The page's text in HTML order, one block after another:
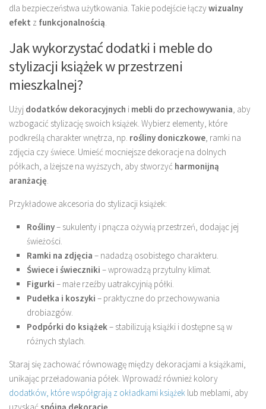
dla bezpieczeństwa użytkowania. Takie podejście łączywizualny
efekt z funkcjonalnością
Jak wykorzystać dodatki i meble do
stylizacji książek w przestrzeni
mieszkalnej?
Użyj dodatków dekoracyjnych i mebli do przechowywania , aby
wzbogacić stylizację swoich książek. Wybierz elementy, które
podkreślą charakter wnętrza, np. rośliny doniczkowe , ramki na
zdjęcia czy świece. Umieść mocniejsze dekoracje na dolnych
półkach, a lżejsze na wyższych, aby stworzyć harmonijną
aranżację
Przykładowe akcesoria do stylizacji książek:
Rośliny– sukulenty i pnącza ożywią przestrzeń, dodając jej
świeżości.
Ramki na zdjęcia – nadadzą osobistego charakteru.
Świece i świeczniki – wprowadzą przytulny klimat.
Figurki – małe rzeźby uatrakcyjnią półki.
Pudełka i koszyki – praktyczne do przechowywania
drobiazgów.
Podpórki do książek – stabilizują książki i dostępne są w
różnych stylach.
Staraj się zachować równowagę między dekoracjami a książkami,
unikając przeładowania półek. Wprowadź również kolory
dodatków, które współgrają z okładkami książek lub meblami, aby
uzyskać spójną dekorację